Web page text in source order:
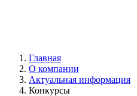
Главная
О компании
Актуальная информация
Конкурсы